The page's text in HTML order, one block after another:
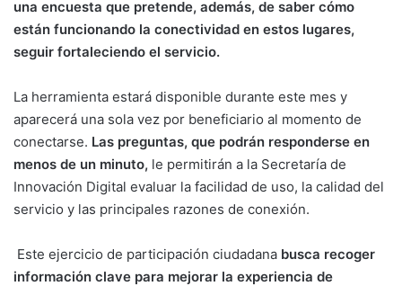
una encuesta que pretende, además, de saber cómo
están funcionando la conectividad en estos lugares,
seguir fortaleciendo el servicio.
La herramienta estará disponible durante este mes y
aparecerá una sola vez por beneficiario al momento de
conectarse. Las preguntas, que podrán responderse en
menos de un minuto, le permitirán a la Secretaría de
Innovación Digital evaluar la facilidad de uso, la calidad del
servicio y las principales razones de conexión.
Este ejercicio de participación ciudadana busca recoger
información clave para mejorar la experiencia de